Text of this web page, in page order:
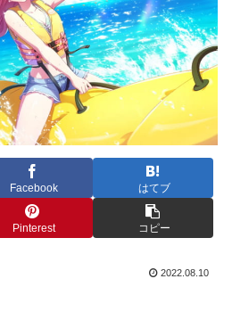
Facebook はてブ
Pinterest コピー
2022.08.10